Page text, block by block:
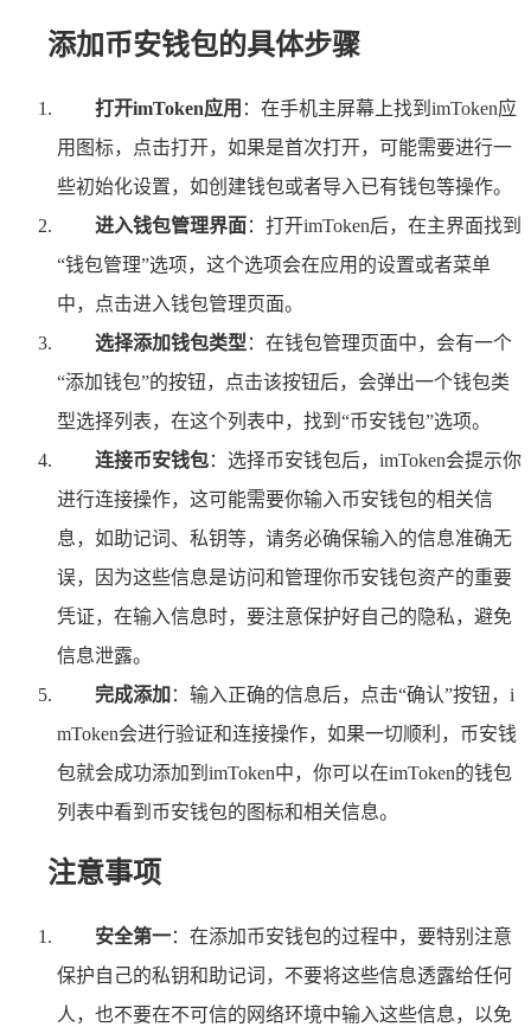
添加币安钱包的具体步骤
打开imToken应用 ：在手机主屏幕上找到imToken应
用图标，点击打开，如果是首次打开，可能需要进行一
些初始化设置，如创建钱包或者导入已有钱包等操作。
进入钱包管理界面：打开imToken后，在主界面找到
“钱包管理”选项，这个选项会在应用的设置或者菜单
中，点击进入钱包管理页面。
选择添加钱包类型 ：在钱包管理页面中，会有一个
“添加钱包”的按钮，点击该按钮后，会弹出一个钱包类
型选择列表，在这个列表中，找到“币安钱包”选项。
连接币安钱包：选择币安钱包后，imToken会提示你
进行连接操作，这可能需要你输入币安钱包的相关信
息，如助记词、私钥等，请务必确保输入的信息准确无
误，因为这些信息是访问和管理你币安钱包资产的重要
凭证，在输入信息时，要注意保护好自己的隐私，避免
信息泄露。
完成添加 ：输入正确的信息后，点击“确认”按钮，i
mToken会进行验证和连接操作，如果一切顺利，币安钱
包就会成功添加到imToken中，你可以在imToken的钱包
列表中看到币安钱包的图标和相关信息。
注意事项
安全第一：在添加币安钱包的过程中，要特别注意
保护自己的私钥和助记词，不要将这些信息透露给任何
人，也不要在不可信的网络环境中输入这些信息，以免